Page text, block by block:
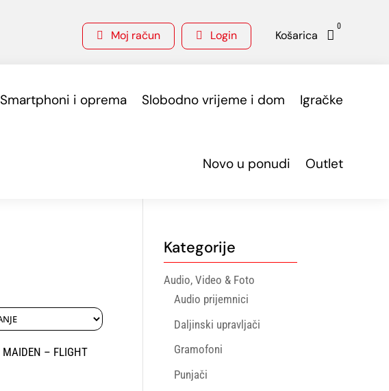
 Moj račun  Login Košarica 
0
Smartphoni i oprema Slobodno vrijeme i dom Igračke
Novo u ponudi Outlet
Kategorije
Audio, Video & Foto
Audio prijemnici
Daljinski upravljači
Gramofoni
Punjači